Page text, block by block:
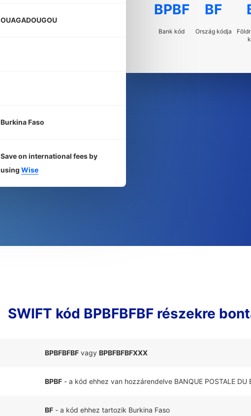
OUAGADOUGOU
Burkina Faso
Save on international fees by
using Wise
BPBF
Bank kód
BF
Ország kódja
SWIFT kód BPBFBFBF részekre
BPBFBFBF vagy BPBFBFBFXXX
BPBF - a kód ehhez van hozzárendelve BANQUE POSTALE DU
BF - a kód ehhez tartozik Burkina Faso